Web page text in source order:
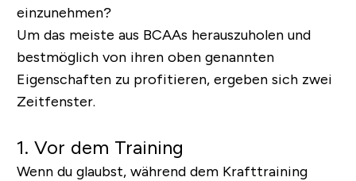
einzunehmen?
Um das meiste aus BCAAs herauszuholen und
bestmöglich von ihren oben genannten
Eigenschaften zu profitieren, ergeben sich zwei
Zeitfenster.
1. Vor dem Training
Wenn du glaubst, während dem Krafttraining